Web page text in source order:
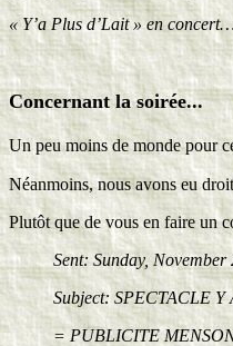
« Y’a Plus d’Lait » en
Concernant la soirée...
Un peu moins de monde pour
Néanmoins, nous avons eu
Plutôt que de vous en faire un
Sent: Sunday,
Subject: SPECTACLE
= PUBLICITE